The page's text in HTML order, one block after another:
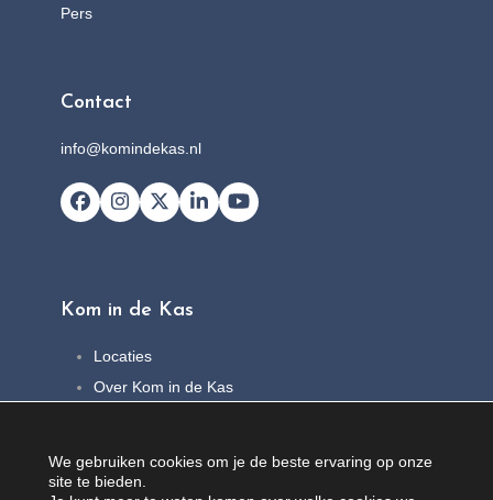
Pers
Contact
info@komindekas.nl
Facebook
Instagram
X LinkedInYouTube
Kom in de Kas
Locaties
Over Kom in de Kas
Contact
We gebruiken cookies om je de beste ervaring op onze
site te bieden.